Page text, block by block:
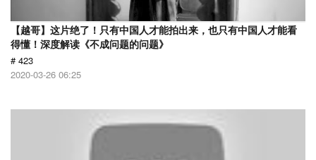
【越哥】这片绝了！只有中国人才能拍出来，也只有中国人才能看
得懂！深度解读《不成问题的问题》
# 423
2020-03-26 06:25